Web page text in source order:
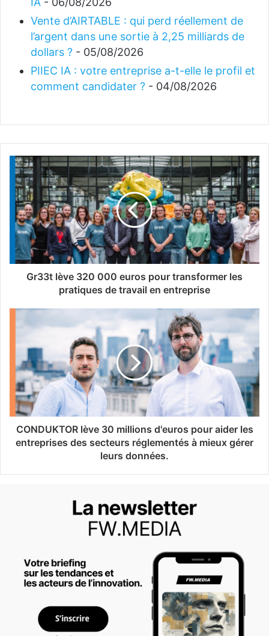
Vente d’AIRTABLE : qui perd réellement de
l’argent dans une sortie à 2,25 milliards de
dollars ? - 05/08/2026
PIIEC IA : votre entreprise a-t-elle le profil et
comment candidater ? - 04/08/2026
Gr33t lève 320 000 euros pour transformer les
pratiques de travail en entreprise
CONDUKTOR lève 30 millions d'euros pour aider les
entreprises des secteurs réglementés à mieux gérer
leurs données.